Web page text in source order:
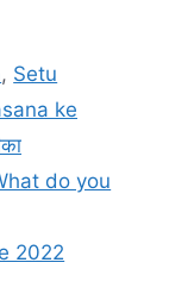
, Setu
ke
do you
2022